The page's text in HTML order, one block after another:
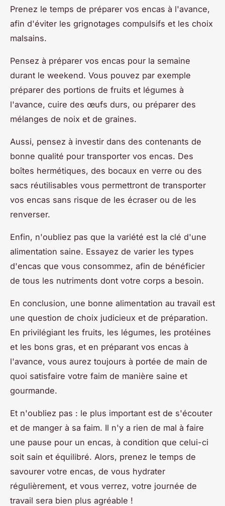
Prenez le temps de préparer vos encas à l'avance,
afin d'éviter les grignotages compulsifs et les choix
malsains.
Pensez à préparer vos encas pour la semaine
durant le weekend. Vous pouvez par exemple
préparer des portions de fruits et légumes à
l'avance, cuire des œufs durs, ou préparer des
mélanges de noix et de graines.
Aussi, pensez à investir dans des contenants de
bonne qualité pour transporter vos encas. Des
boîtes hermétiques, des bocaux en verre ou des
sacs réutilisables vous permettront de transporter
vos encas sans risque de les écraser ou de les
renverser.
Enfin, n'oubliez pas que la variété est la clé d'une
alimentation saine. Essayez de varier les types
d'encas que vous consommez, afin de bénéficier
de tous les nutriments dont votre corps a besoin.
En conclusion, une bonne alimentation au travail est
une question de choix judicieux et de préparation.
En privilégiant les fruits, les légumes, les protéines
et les bons gras, et en préparant vos encas à
l'avance, vous aurez toujours à portée de main de
quoi satisfaire votre faim de manière saine et
gourmande.
Et n'oubliez pas : le plus important est de s'écouter
et de manger à sa faim. Il n'y a rien de mal à faire
une pause pour un encas, à condition que celui-ci
soit sain et équilibré. Alors, prenez le temps de
savourer votre encas, de vous hydrater
régulièrement, et vous verrez, votre journée de
travail sera bien plus agréable !